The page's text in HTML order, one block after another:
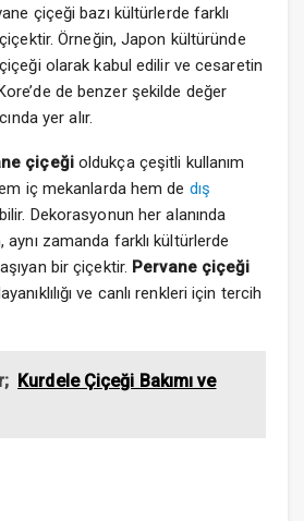
çiçeği bazı kültürlerde farklı
Örneğin, Japon kültüründe
olarak kabul edilir ve cesaretin
de benzer şekilde değer
yer alır.
çiçeğioldukça çeşitli kullanım
iç mekanlarda hem de dış
Dekorasyonun her alanında
aynı zamanda farklı kültürlerde
bir çiçektir. Pervane çiçeği
ve canlı renkleri için tercih
Kurdele Çiçeği Bakımı ve